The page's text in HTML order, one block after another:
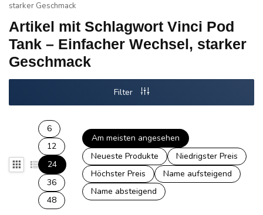
starker Geschmack
Artikel mit Schlagwort Vinci Pod
Tank – Einfacher Wechsel, starker
Geschmack
Filter
6
12
24
36
48
Am meisten angesehen
Neueste Produkte
Niedrigster Preis
Höchster Preis
Name aufsteigend
Name absteigend